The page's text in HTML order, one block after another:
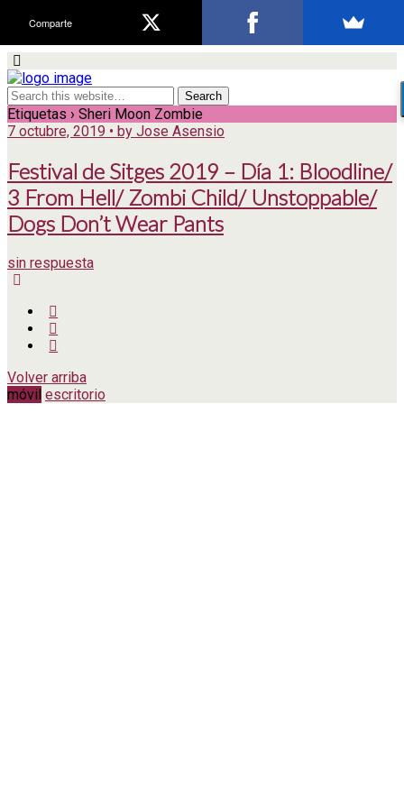
Etiquetas › Sheri Moon Zombie
7 octubre, 2019 • by Jose Asensio
Festival de Sitges 2019 – Día 1: Bloodline/
3 From Hell/ Zombi Child/ Unstoppable/
Dogs Don’t Wear Pants
sin respuesta
Volver arriba
móvil escritorio
Comparte